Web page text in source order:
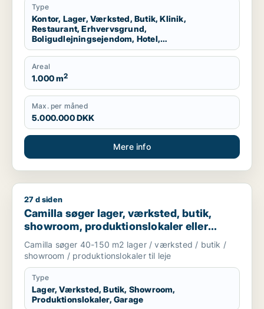
Type
Kontor, Lager, Værksted, Butik, Klinik,
Restaurant, Erhvervsgrund,
Boligudlejningsejendom, Hotel,
Produktionslokaler, Garage
Areal
1.000 m2
Max. per måned
5.000.000 DKK
Mere info
Camilla søger lager, værksted, butik, showroom,
27 d siden
Camilla søger lager, værksted, butik,
showroom, produktionslokaler eller
garage til leje i Nordsjælland
Camilla søger 40-150 m2 lager / værksted / butik /
showroom / produktionslokaler til leje
Type
Lager, Værksted, Butik, Showroom,
Produktionslokaler, Garage